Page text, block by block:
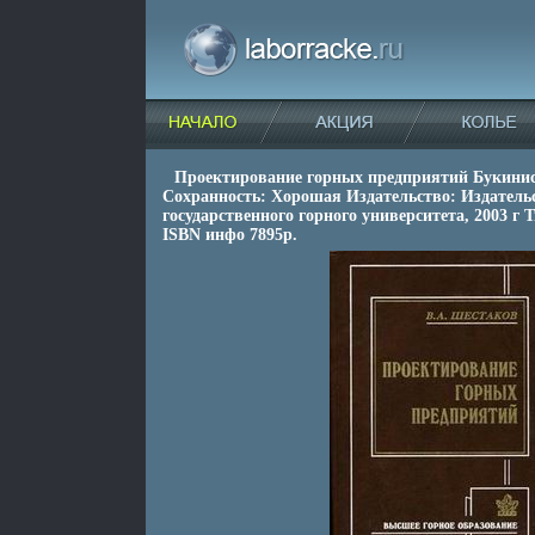
Проектирование горных предприятий
Сохранность: Хорошая Издательство:
государственного горного университета, 2003 г
ISBN инфо 7895p.